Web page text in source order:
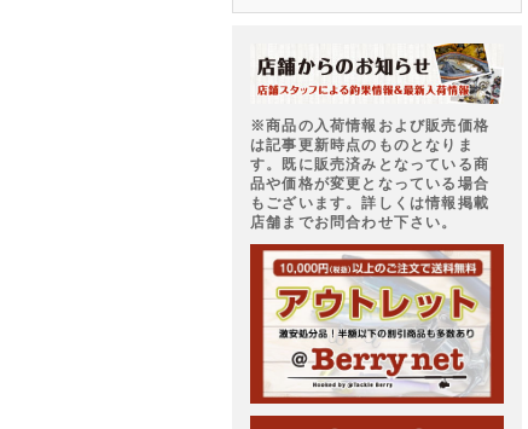
※商品の入荷情報および販売価格
は記事更新時点のものとなりま
す。既に販売済みとなっている商
品や価格が変更となっている場合
もございます。詳しくは情報掲載
店舗までお問合わせ下さい。